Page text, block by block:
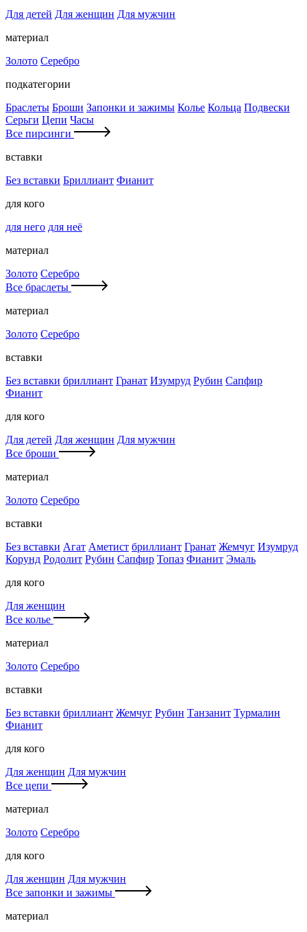
Для детей Для женщин Для мужчин
материал
Золото Серебро
подкатегории
Браслеты Броши Запонки и зажимы Колье Кольца Подвески
Серьги Цепи Часы
Все пирсинги
вставки
Без вставки Бриллиант Фианит
для кого
для него для неё
материал
Золото Серебро
Все браслеты
материал
Золото Серебро
вставки
Без вставки бриллиант Гранат Изумруд Рубин Сапфир
Фианит
для кого
Для детей Для женщин Для мужчин
Все броши
материал
Золото Серебро
вставки
Без вставки Агат Аметист бриллиант Гранат Жемчуг Изумруд
Корунд Родолит Рубин Сапфир Топаз Фианит Эмаль
для кого
Для женщин
Все колье
материал
Золото Серебро
вставки
Без вставки бриллиант Жемчуг Рубин Танзанит Турмалин
Фианит
для кого
Для женщин Для мужчин
Все цепи
материал
Золото Серебро
для кого
Для женщин Для мужчин
Все запонки и зажимы
материал